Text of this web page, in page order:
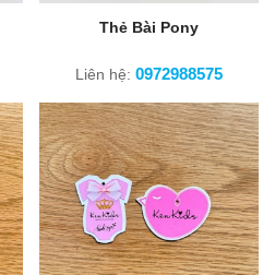
Thẻ Bài Pony
Liên hệ: 0972988575